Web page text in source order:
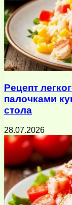
Рецепт
палочками
стола
28.07.2026